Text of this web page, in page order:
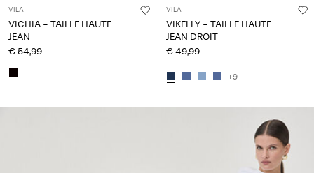
VILA
VICHIA - TAILLE HAUTE
JEAN
€ 54,99
VILA
VIKELLY - TAILLE HAUTE
JEAN DROIT
€ 49,99
+9